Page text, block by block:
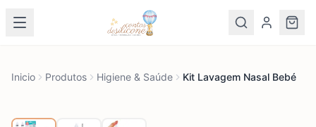
Inicio Produtos Higiene & Saúde Kit Lavagem Nasal Bebé